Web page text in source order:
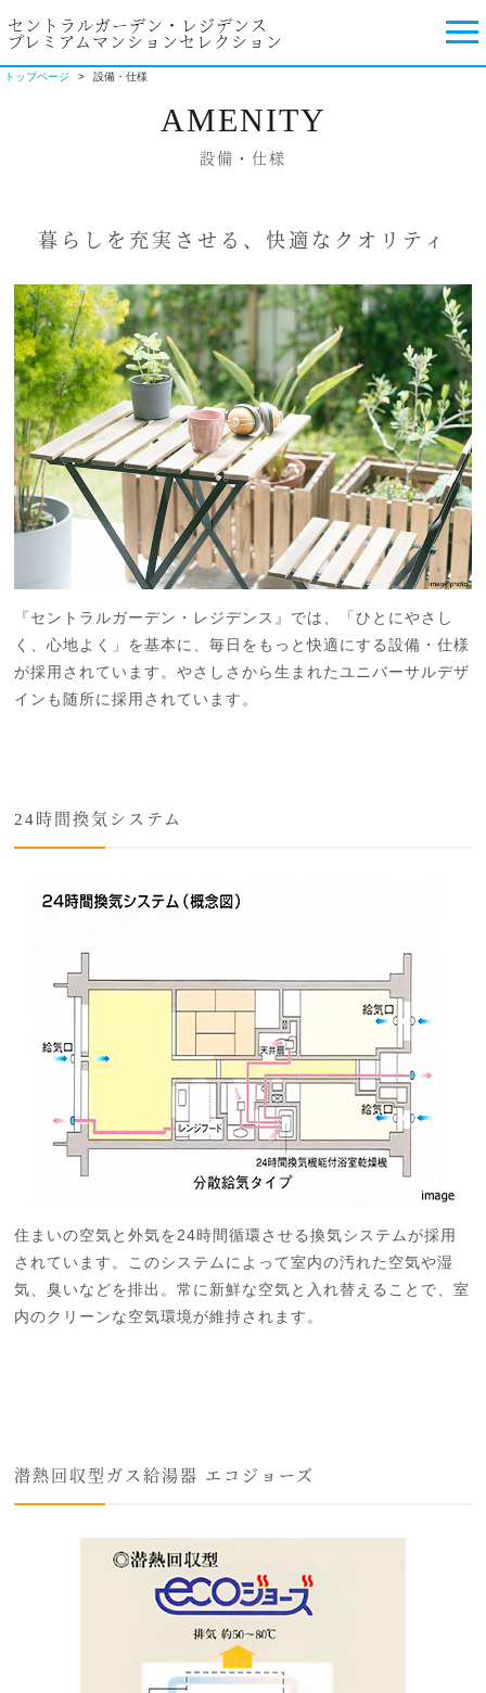
セントラルガーデン・レジデンス
プレミアムマンションセレクション
トップページ 設備・仕様
AMENITY
設備・仕様
暮らしを充実させる、快適なクオリティ
『セントラルガーデン・レジデンス』では、「ひとにやさし
く、心地よく」を基本に、毎日をもっと快適にする設備・仕様
が採用されています。やさしさから生まれたユニバーサルデザ
インも随所に採用されています。
24時間換気システム
住まいの空気と外気を24時間循環させる換気システムが採用
されています。このシステムによって室内の汚れた空気や湿
気、臭いなどを排出。常に新鮮な空気と入れ替えることで、室
内のクリーンな空気環境が維持されます。
潜熱回収型ガス給湯器 エコジョーズ